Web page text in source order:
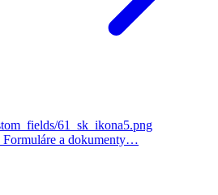
Formuláre a dokumenty…